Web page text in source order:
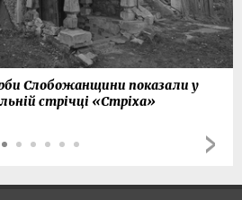
Слобожанщини показали у
стрічці «Стріха»